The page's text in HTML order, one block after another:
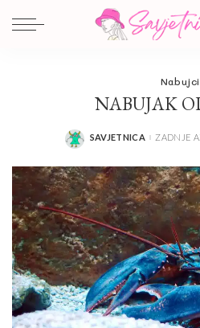
Nabujci
NABUJAK
POSTED
SAVJETNICA ZADNJE